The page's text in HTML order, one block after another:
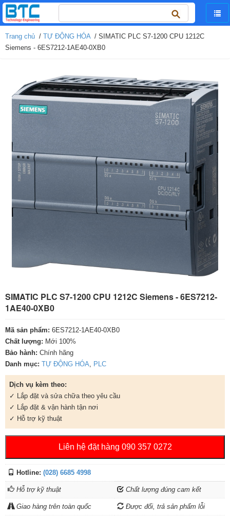
Tìm
kiếm
cho:
Trang chủ / TỰ ĐỘNG HÓA/ SIMATIC PLC S7-1200 CPU 1212C
Siemens - 6ES7212-1AE40-0XB0
SIMATIC PLC S7-1200 CPU 1212C Siemens - 6ES7212-
1AE40-0XB0
Mã sản phẩm: 6ES7212-1AE40-0XB0
Chất lượng: Mới 100%
Bảo hành: Chính hãng
Danh mục: TỰ ĐỘNG HÓA, PLC
Dịch vụ kèm theo:
✓ Lắp đặt và sửa chữa theo yêu cầu
✓ Lắp đặt & vận hành tận nơi
✓ Hỗ trợ kỹ thuật
Liên hệ đặt hàng 090 357 0272
Hotline: (028) 6685 4998
Hỗ trợ kỹ thuật Chất lượng đúng cam kết
Giao hàng trên toàn quốc Được đổi, trả sản phẩm lỗi